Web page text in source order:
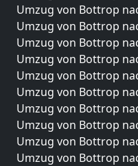
Umzug von Bottrop
Umzug von Bottrop
Umzug von Bottrop
Umzug von Bottrop
Umzug von Bottrop
Umzug von Bottrop
Umzug von Bottrop
Umzug von Bottrop
Umzug von Bottrop
Umzug von Bottrop